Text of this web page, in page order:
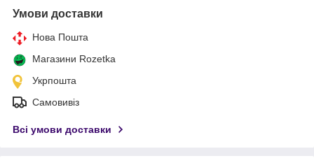
Умови доставки
Нова Пошта
Магазини Rozetka
Укрпошта
Самовивіз
Всі умови доставки